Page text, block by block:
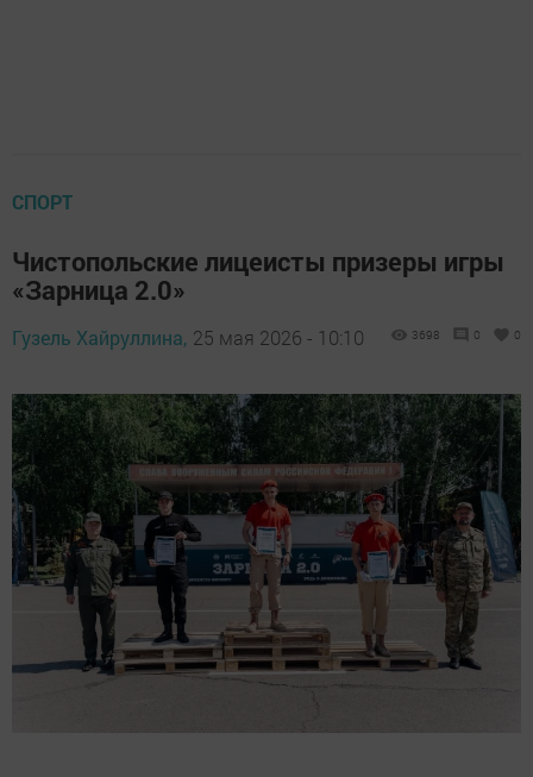
СПОРТ
Чистопольские лицеисты призеры игры
«Зарница 2.0»
Гузель Хайруллина, 25 мая 2026 - 10:10 3698 0 0